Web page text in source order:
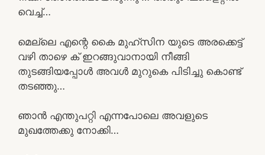
വെച്ച്…
മെല്ലെ എന്റെ കൈ മുഹ്സിന യുടെ അരക്കെട്ട്
വഴി താഴെ ക് ഇറങ്ങുവാനായി നീങ്ങി
തുടങ്ങിയപ്പോൾ അവൾ മുറുകെ പിടിച്ചു കൊണ്ട്
തടഞ്ഞു…
ഞാൻ എന്തുപറ്റി എന്നപോലെ അവളുടെ
മുഖത്തേക്കു നോക്കി…